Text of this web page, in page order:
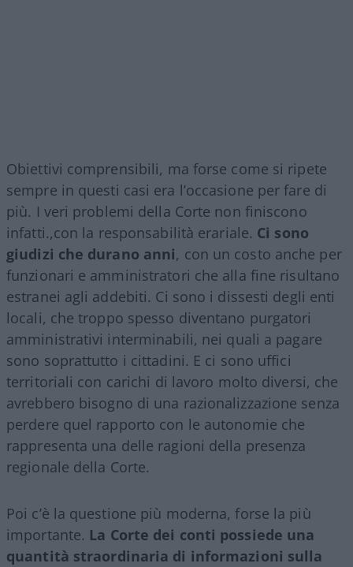
Obiettivi comprensibili, ma forse come si ripete
sempre in questi casi era l’occasione per fare di
più. I veri problemi della Corte non finiscono
infatti.,con la responsabilità erariale. Ci sono
giudizi che durano anni, con un costo anche per
funzionari e amministratori che alla fine risultano
estranei agli addebiti. Ci sono i dissesti degli enti
locali, che troppo spesso diventano purgatori
amministrativi interminabili, nei quali a pagare
sono soprattutto i cittadini. E ci sono uffici
territoriali con carichi di lavoro molto diversi, che
avrebbero bisogno di una razionalizzazione senza
perdere quel rapporto con le autonomie che
rappresenta una delle ragioni della presenza
regionale della Corte.
Poi c’è la questione più moderna, forse la più
importante. La Corte dei conti possiede una
quantità straordinaria di informazioni sulla